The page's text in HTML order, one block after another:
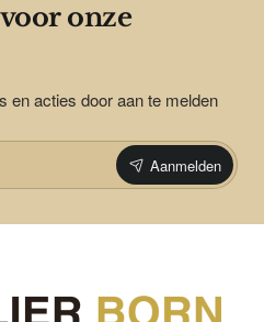
onze
en acties door aan te melden
Aanmelden